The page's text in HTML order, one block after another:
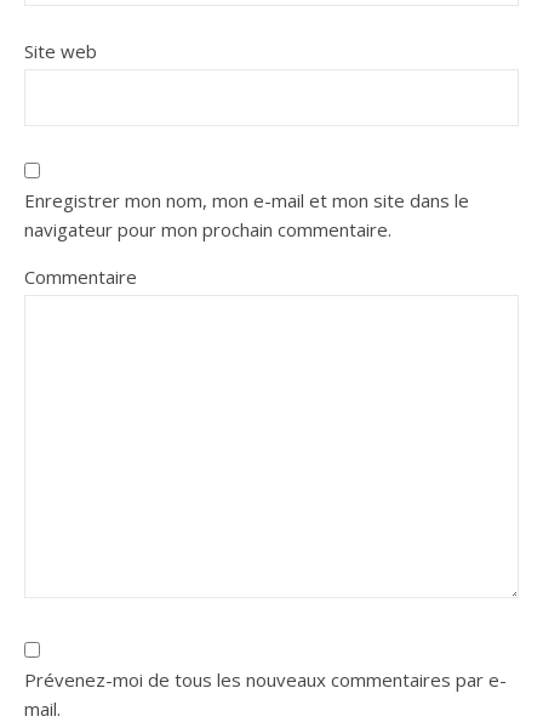
Site web
Enregistrer mon nom, mon e-mail et mon site dans le
navigateur pour mon prochain commentaire.
Commentaire
Prévenez-moi de tous les nouveaux commentaires par e-
mail.